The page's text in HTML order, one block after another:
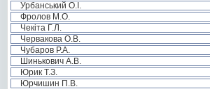
Урбанський О.І.
Фролов М.О.
Чекіта Г.Л.
Червакова О.В.
Чубаров Р.А.
Шинькович А.В.
Юрик Т.З.
Юрчишин П.В.